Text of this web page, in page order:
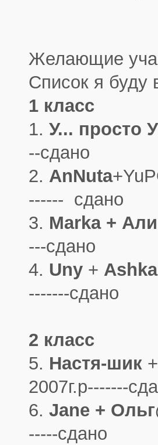
Желающие
Список я буду
1 класс
1. У... просто У
--сдано
2. AnNuta
------ сдано
3. Marka +
---сдано
4. Uny+
-------сдано
2 класс
5. Настя-шик+
2007г.р-------
6. Jane +
-----сдано